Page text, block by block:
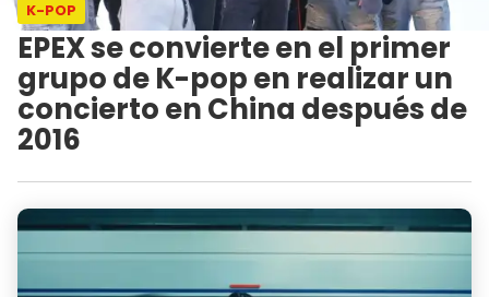
K-POP
EPEX se convierte en el primer
grupo de K-pop en realizar un
concierto en China después de
2016